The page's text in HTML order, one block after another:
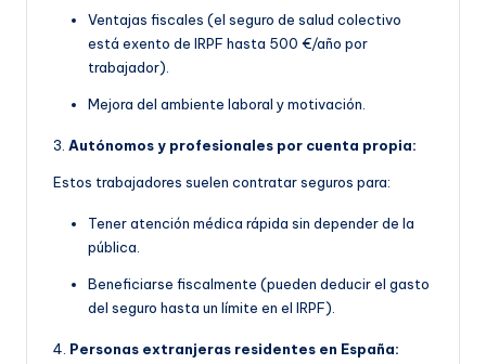
Ventajas fiscales (el seguro de salud colectivo
está exento de IRPF hasta 500 €/año por
trabajador).
Mejora del ambiente laboral y motivación.
3. Autónomos y profesionales por cuenta propia:
Estos trabajadores suelen contratar seguros para:
Tener atención médica rápida sin depender de la
pública.
Beneficiarse fiscalmente (pueden deducir el gasto
del seguro hasta un límite en el IRPF).
4. Personas extranjeras residentes en España: